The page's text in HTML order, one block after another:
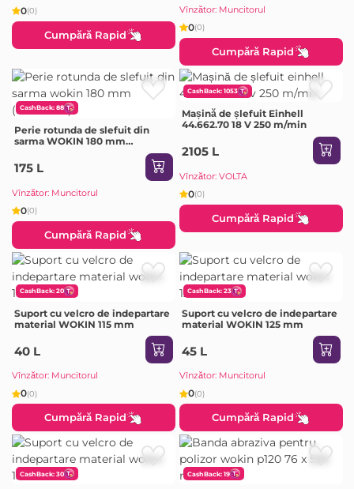
0(0)
Cumpără Rapid
Vînzător: Muncitorul
0(0)
Cumpără Rapid
CashBack: 88
Perie rotunda de slefuit din
sarma WOKIN 180 mm
175 L
Vînzător: Muncitorul
0(0)
Cumpără Rapid
CashBack: 1053
Mașină de șlefuit Einhell
44.662.70 18 V 250 m/min
2105 L
Vînzător: VOLTA
0(0)
Cumpără Rapid
CashBack: 20
Suport cu velcro de indepartare
material WOKIN 115 mm
40 L
Vînzător: Muncitorul
0(0)
Cumpără Rapid
CashBack: 23
Suport cu velcro de indepartare
material WOKIN 125 mm
45 L
Vînzător: Muncitorul
0(0)
Cumpără Rapid
CashBack: 30 CashBack: 19